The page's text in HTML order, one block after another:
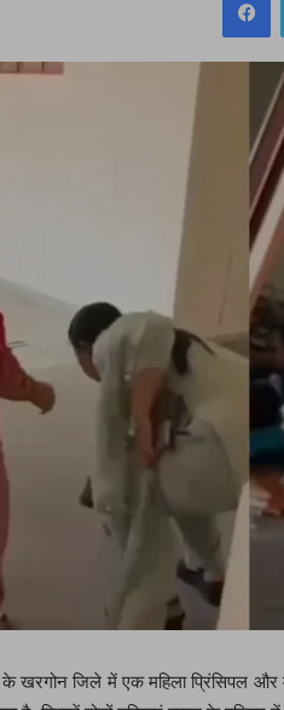
खरगोन जिले में एक महिला प्रिंसिपल और